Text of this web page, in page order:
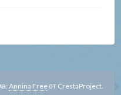
Annina Freeот CrestaProject.